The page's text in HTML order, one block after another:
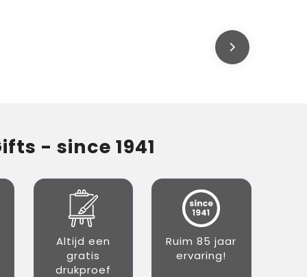
- since 1941
Altijd een
gratis
drukproef
Ruim 85 jaar
ervaring!